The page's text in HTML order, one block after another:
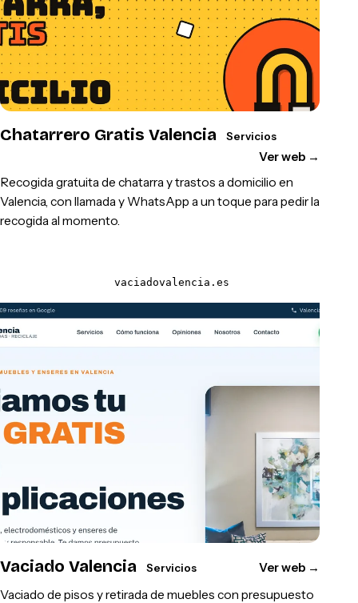
Chatarrero Gratis Valencia Servicios
Ver web →
Recogida gratuita de chatarra y trastos a domicilio en
Valencia, con llamada y WhatsApp a un toque para pedir la
recogida al momento.
vaciadovalencia.es
Vaciado Valencia Servicios Ver web →
Vaciado de pisos y retirada de muebles con presupuesto